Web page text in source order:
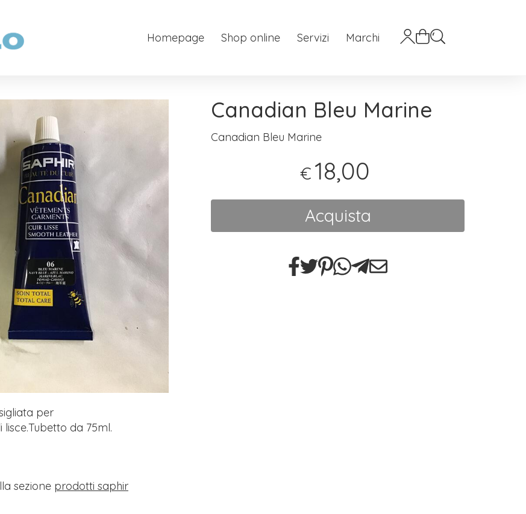
Homepage Shop online Servizi Marchi
per
da 75ml.
Canadian Bleu Marine
Canadian Bleu Marine
€ 18,00
Acquista
sezione prodotti saphir